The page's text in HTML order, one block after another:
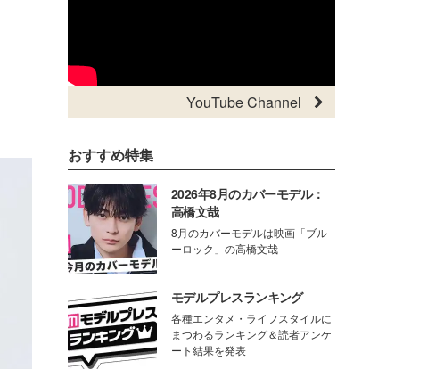
YouTube Channel
おすすめ特集
2026年8月のカバーモデル：
高橋文哉
8月のカバーモデルは映画「ブル
ーロック」の高橋文哉
モデルプレスランキング
各種エンタメ・ライフスタイルに
まつわるランキング＆読者アンケ
ート結果を発表